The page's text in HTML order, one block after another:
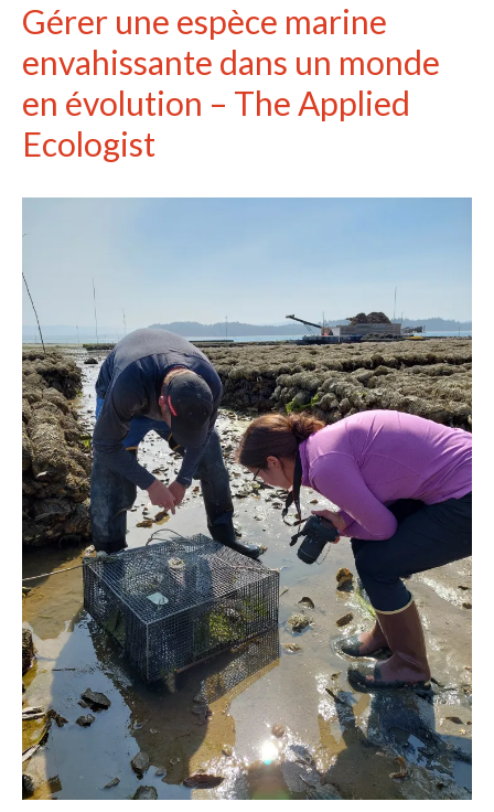
Gérer une espèce marine
envahissante dans un monde
en évolution – The Applied
Ecologist